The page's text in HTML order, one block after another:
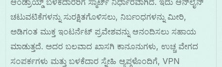
ಆಂಡ್ರಾಯ್ಡ್ ಬಳಕೆದಾರರಿಗೆ ಸ್ಮಾರ್ಟ್ ನಿರ್ಧಾರವಾಗಿದೆ. ಇದು ಆನ್‌ಲೈನ್
ಚಟುವಟಿಕೆಗಳನ್ನು ಸುರಕ್ಷಿತಗೊಳಿಸಲು, ನಿರ್ಬಂಧಗಳನ್ನು ಮೀರಿ,
ಅಡಿಗಂತ ಮುಕ್ತ ಇಂಟರ್ನೆಟ್ ಪ್ರವೇಶವನ್ನು ಆನಂದಿಸಲು ಸಹಾಯ
ಮಾಡುತ್ತದೆ. ಅದರ ಬಲವಾದ ಖಾಸಗಿ ಕಾನೂನುಗಳು, ಉಚ್ಚ ವೇಗದ
ಸಂಪರ್ಕಗಳು ಮತ್ತು ಬಳಕೆದಾರ ಸ್ನೇಹಿ ಆ್ಯಪ್ಗಳೊಂದಿಗೆ, VPN